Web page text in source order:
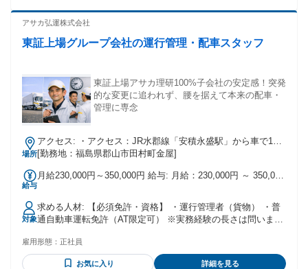
アサカ弘運株式会社
東証上場グループ会社の運行管理・配車スタッフ
東証上場アサカ理研100%子会社の安定感！突発
的な変更に追われず、腰を据えて本来の配車・
管理に専念
場所
アクセス: ・アクセス：JR水郡線「安積永盛駅」から車で10
分 ※マイカー通勤OK（無料駐車場完備） ※転勤なし
[勤務地：福島県郡山市田村町金屋]
給与
月給230,000円～350,000円 給与: 月給：230,000円 ～ 350,000
に含まれる手当 ・運行管理他手当：25,000円 ※上限に含まれ
る手当 ・運転補助手当：70,000円 ※固定残業代はありませ
ん。 残業代は別途全額支給いたします。
対象
求める人材: 【必須免許・資格】 ・運行管理者（貨物） ・普
通自動車運転免許（AT限定可） ※実務経験の長さは問いませ
ポートします。 【歓迎する免許・資格（あれば尚可）】 ・大
型自動車免許 ※「運行管理のスキルをベースに、 今後は大型
雇用形態： 正社員
お気に入り 詳細を見る